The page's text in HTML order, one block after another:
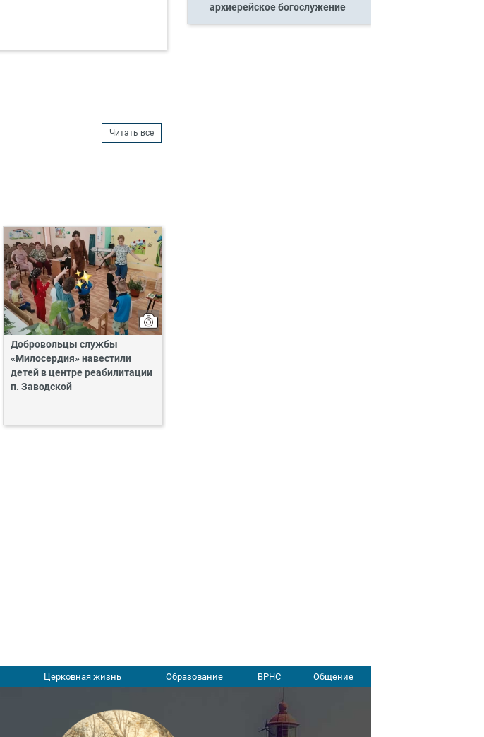
Читать все
Добровольцы службы
«Милосердия» навестили
детей в центре реабилитации
п. Заводской
архиерейское богослужение
Церковная жизнь Образование ВРНС Общение